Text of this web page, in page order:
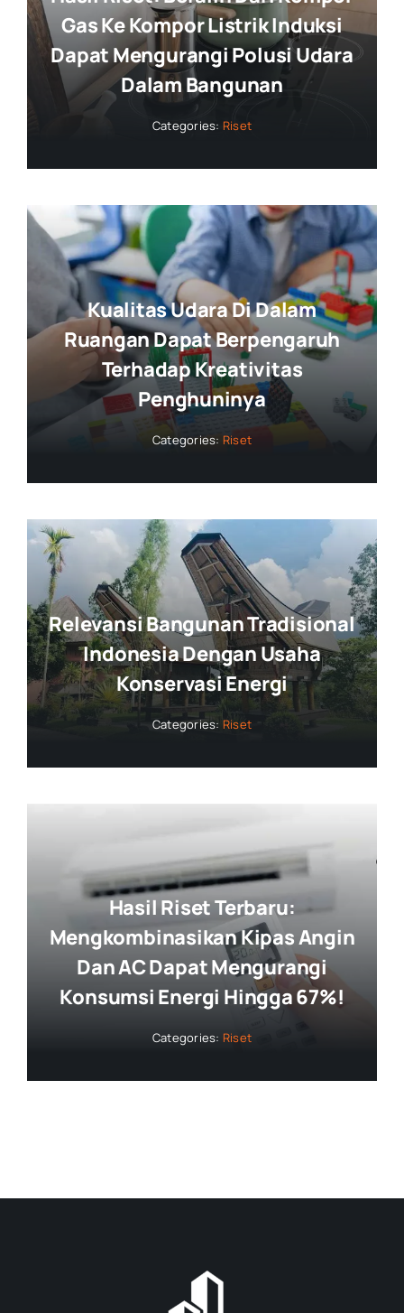
Gas Ke Kompor Listrik Induksi
Dapat Mengurangi Polusi Udara
Dalam Bangunan
Categories: Riset
Kualitas Udara Di Dalam
Ruangan Dapat Berpengaruh
Terhadap Kreativitas
Penghuninya
Categories: Riset
Relevansi Bangunan Tradisional
Indonesia Dengan Usaha
Konservasi Energi
Categories: Riset
Hasil Riset Terbaru:
Mengkombinasikan Kipas Angin
Dan AC Dapat Mengurangi
Konsumsi Energi Hingga 67%!
Categories: Riset